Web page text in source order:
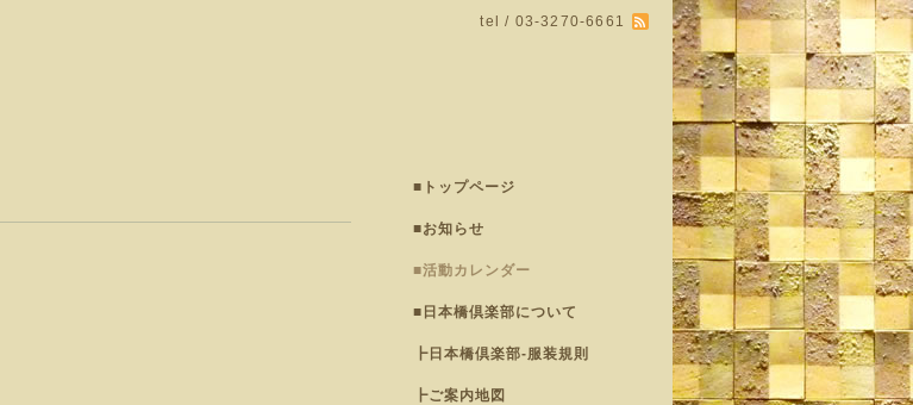
tel / 03-3270-6661
■トップページ
■お知らせ
■活動カレンダー
■日本橋倶楽部について
┣日本橋倶楽部-服装規則
┣ご案内地図